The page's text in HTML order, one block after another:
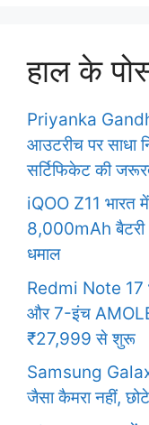
हाल के
Priyanka
आउटरीच पर साधा
सर्टिफिकेट की
iQOO Z11 भारत
8,000mAh
धमाल
Redmi Note 17
और 7-इंच
₹27,999 से शुरू
Samsung
जैसा कैमरा नहीं,